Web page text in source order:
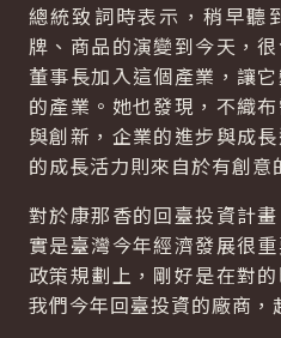
總統致詞時表示，稍早聽
牌、商品的演變到今天，
董事長加入這個產業，讓
的產業。她也發現，不織
與創新，企業的進步與成
的成長活力則來自於有創意
對於康那香的回臺投資計
實是臺灣今年經濟發展很
政策規劃上，剛好是在對
我們今年回臺投資的廠商，